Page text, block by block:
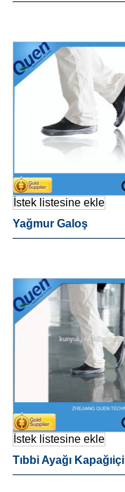
İstek listesine ekle
Yağmur Galoş
İstek listesine ekle
Tıbbi Ayağı